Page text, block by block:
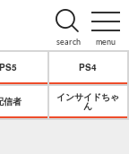
menu
search
PS5 PS4
信者
インサイドちゃ
ん